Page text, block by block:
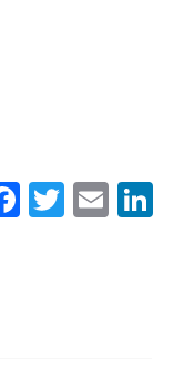
Facebook